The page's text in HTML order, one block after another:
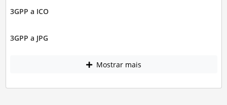
3GPP a ICO
3GPP a JPG
Mostrar mais